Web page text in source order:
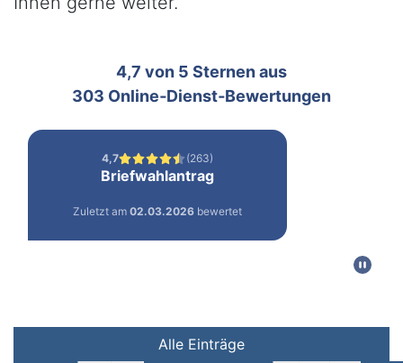
Filter und SucheAlle Einträge